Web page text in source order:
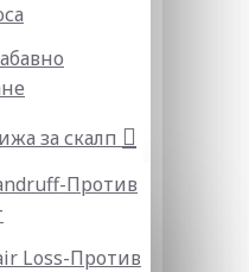
за скалп
Против
Loss-Против